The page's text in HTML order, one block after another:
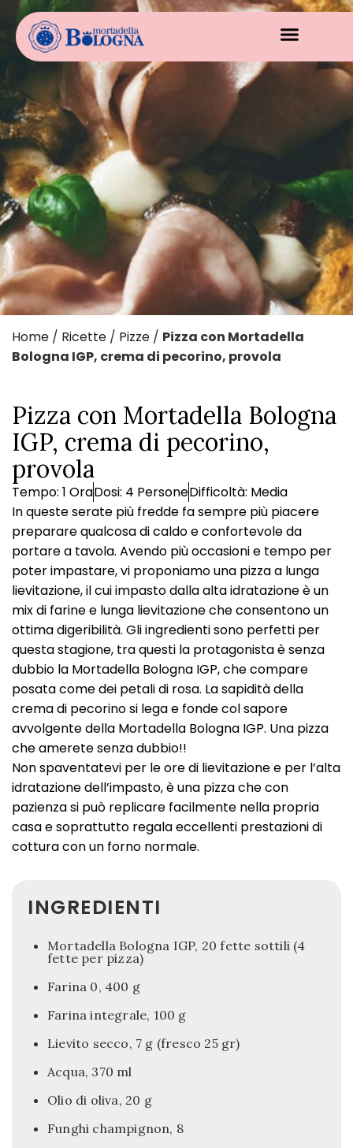
Home / Ricette / Pizze / Pizza con Mortadella
Bologna IGP, crema di pecorino, provola
Pizza con Mortadella Bologna
IGP, crema di pecorino,
provola
Tempo: 1 OraDosi: 4 PersoneDifficoltà: Media
In queste serate più fredde fa sempre più piacere
preparare qualcosa di caldo e confortevole da
portare a tavola. Avendo più occasioni e tempo per
poter impastare, vi proponiamo una pizza a lunga
lievitazione, il cui impasto dalla alta idratazione è un
mix di farine e lunga lievitazione che consentono un
ottima digeribilità. Gli ingredienti sono perfetti per
questa stagione, tra questi la protagonista è senza
dubbio la Mortadella Bologna IGP, che compare
posata come dei petali di rosa. La sapidità della
crema di pecorino si lega e fonde col sapore
avvolgente della Mortadella Bologna IGP. Una pizza
che amerete senza dubbio!!
Non spaventatevi per le ore di lievitazione e per l’alta
idratazione dell’impasto, è una pizza che con
pazienza si può replicare facilmente nella propria
casa e soprattutto regala eccellenti prestazioni di
cottura con un forno normale.
INGREDIENTI
Mortadella Bologna IGP, 20 fette sottili (4
fette per pizza)
Farina 0, 400 g
Farina integrale, 100 g
Lievito secco, 7 g (fresco 25 gr)
Acqua, 370 ml
Olio di oliva, 20 g
Funghi champignon, 8